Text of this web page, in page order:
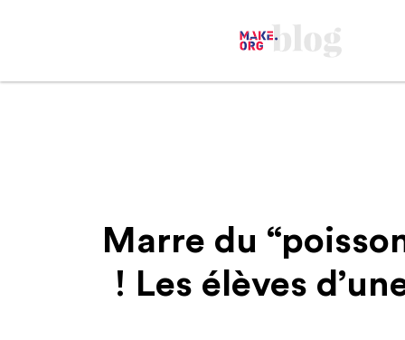
Marre du
! Les élèves